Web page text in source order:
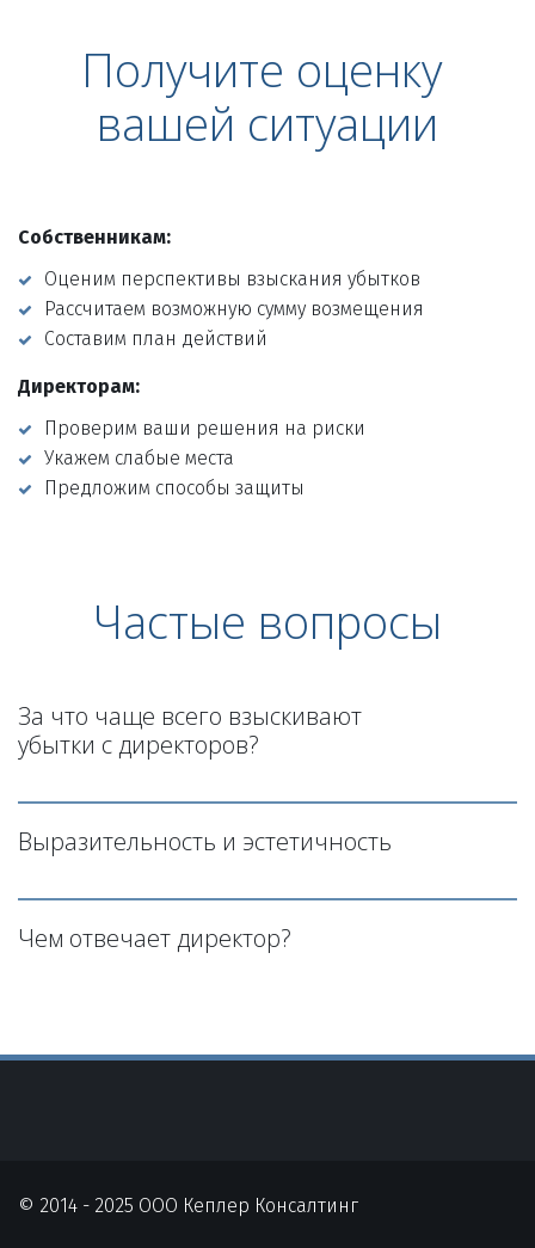
Получите оценку
вашей ситуации
Собственникам:
Оценим перспективы взыскания убытков
Рассчитаем возможную сумму возмещения
Составим план действий
Директорам:
Проверим ваши решения на риски
Укажем слабые места
Предложим способы защиты
Частые вопросы
За что чаще всего взыскивают
убытки с директоров?
Выразительность и эстетичность
Чем отвечает директор?
© 2014 - 2025 ООО Кеплер Консалтинг